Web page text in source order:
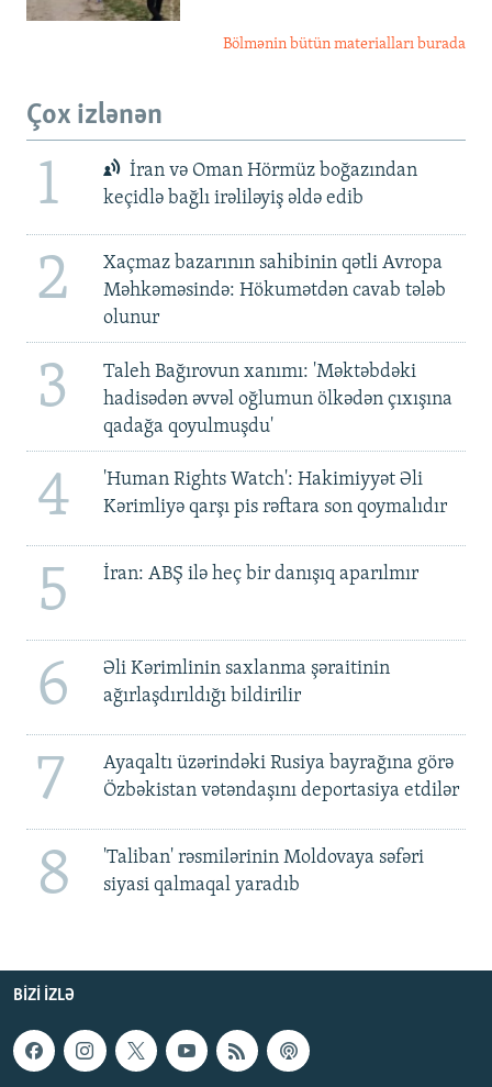
Bölmənin bütün materialları burada
Çox izlənən
1
İran və Oman Hörmüz boğazından
keçidlə bağlı irəliləyiş əldə edib
2
Xaçmaz bazarının sahibinin qətli Avropa
Məhkəməsində: Hökumətdən cavab tələb
olunur
3
Taleh Bağırovun xanımı: 'Məktəbdəki
hadisədən əvvəl oğlumun ölkədən çıxışına
qadağa qoyulmuşdu'
4
'Human Rights Watch': Hakimiyyət Əli
Kərimliyə qarşı pis rəftara son qoymalıdır
5 İran: ABŞ ilə heç bir danışıq aparılmır
6
Əli Kərimlinin saxlanma şəraitinin
ağırlaşdırıldığı bildirilir
7
Ayaqaltı üzərindəki Rusiya bayrağına görə
Özbəkistan vətəndaşını deportasiya etdilər
8
'Taliban' rəsmilərinin Moldovaya səfəri
siyasi qalmaqal yaradıb
BIZI IZLƏ